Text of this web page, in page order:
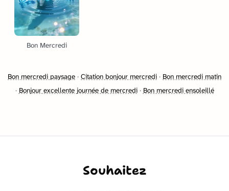
Bon Mercredi
Bon mercredi paysage · Citation bonjour mercredi · Bon mercredi matin
· Bonjour excellente journée de mercredi· Bon mercredi ensoleillé
Souhaitez